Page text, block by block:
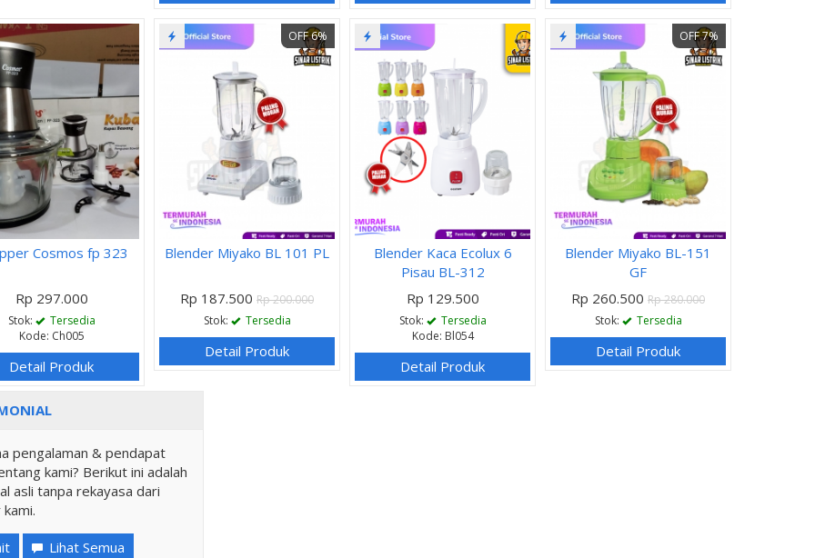
Cosmos fp 323
Rp 297.000
Stok:
Tersedia
Kode: Ch005
Detail Produk
OFF 6%
Blender Miyako BL 101 PL
Rp 187.500 Rp 200.000
Stok:
Tersedia
Detail Produk
Blender Kaca Ecolux 6
Pisau BL-312
Rp 129.500
Stok:
Tersedia
Kode: Bl054
Detail Produk
OFF 7%
Blender Miyako BL-151
GF
Rp 260.500 Rp 280.000
Stok:
Tersedia
Detail Produk
pengalaman & pendapat
kami? Berikut ini adalah
asli tanpa rekayasa dari
Lihat Semua